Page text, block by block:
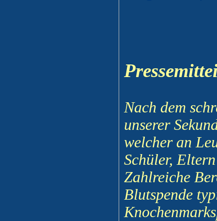
Nach dem
unserer
welcher an
Schüler,
Zahlreiche
Blutspende